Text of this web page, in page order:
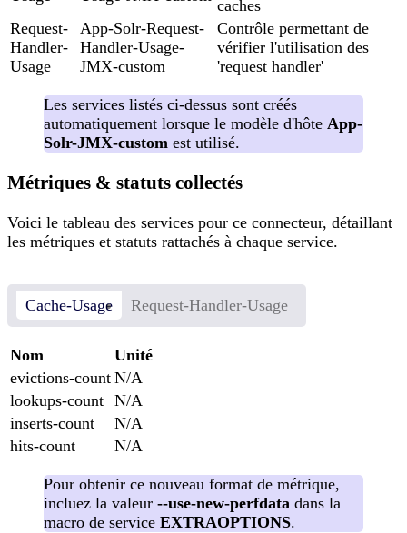
caches
Request-
Handler-
Usage
App-Solr-Request-
Handler-Usage-
JMX-custom
Contrôle permettant de
vérifier l'utilisation des
'request handler'
Les services listés ci-dessus sont créés
automatiquement lorsque le modèle d'hôte App-
Solr-JMX-custom est utilisé.
Métriques & statuts collectés
Voici le tableau des services pour ce connecteur, détaillant
les métriques et statuts rattachés à chaque service.
Cache-Usage Request-Handler-Usage
Nom
Unité
evictions-count N/A
lookups-count N/A
inserts-count
N/A
hits-count
N/A
Pour obtenir ce nouveau format de métrique,
incluez la valeur --use-new-perfdata dans la
macro de service EXTRAOPTIONS.